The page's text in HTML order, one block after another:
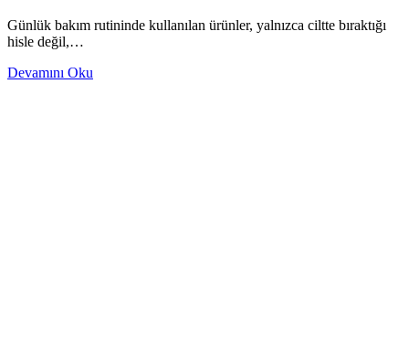
Günlük bakım rutininde kullanılan ürünler, yalnızca ciltte bıraktığı
hisle değil,…
Devamını Oku